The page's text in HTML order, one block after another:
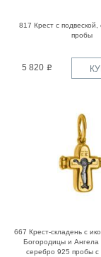
817 Крест с
пробы
5 820
667 Крест-складень с
Богородицы и Ангела
серебро 925 пробы с